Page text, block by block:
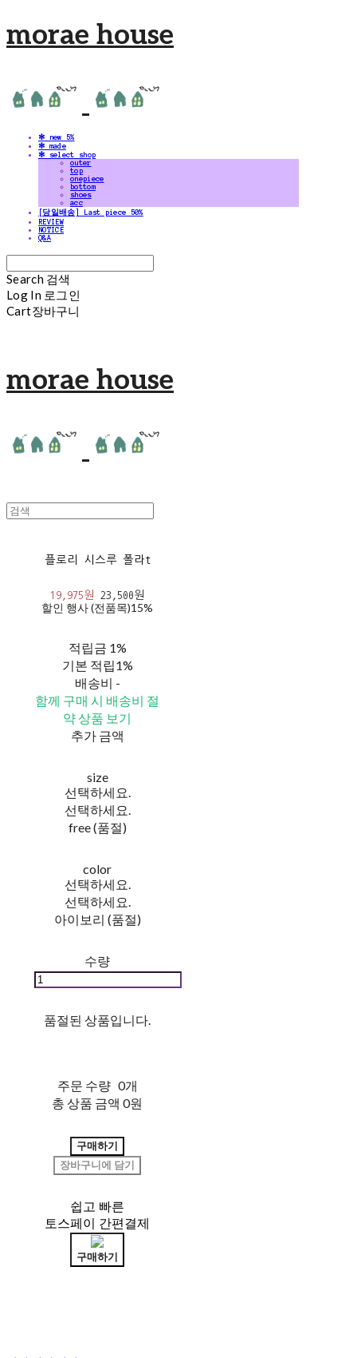
morae house
✻ new 5%
✻ made
✻ select shop
outer
top
onepiece
bottom
shoes
acc
[당일배송] Last piece 50%
REVIEW
NOTICE
Q&A
Search 검색
Log In 로그인
Cart장바구니
morae house
플로리 시스루 폴라t
19,975원 23,500원
할인 행사 (전품목)15%
적립금 1%
기본 적립1%
배송비 -
함께 구매 시 배송비 절
약 상품 보기
추가 금액
size
선택하세요.
선택하세요.
free (품절)
color
선택하세요.
선택하세요.
아이보리 (품절)
수량
품절된 상품입니다.
주문 수량 0개
총 상품 금액 0원
구매하기
장바구니에 담기
쉽고 빠른
토스페이 간편결제
구매하기